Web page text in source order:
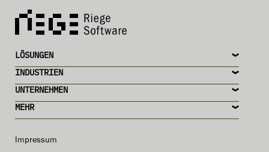
MEHR
UNTERNEHMEN
INDUSTRIEN
LÖSUNGEN
Impressum